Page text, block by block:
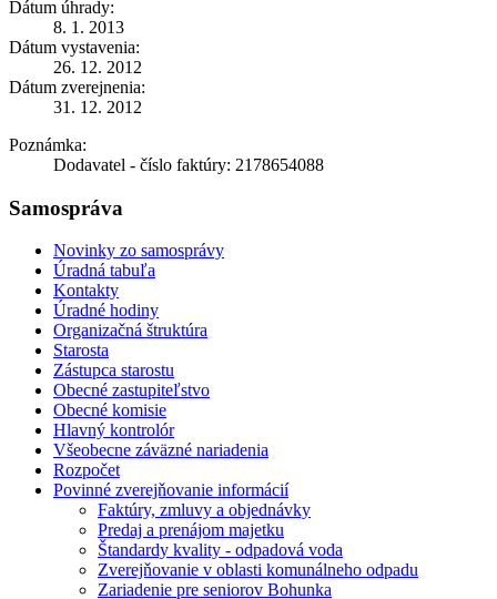
Dátum úhrady:
8. 1. 2013
Dátum vystavenia:
26. 12. 2012
Dátum zverejnenia:
31. 12. 2012
Poznámka:
Dodavatel - číslo faktúry: 2178654088
Samospráva
Novinky zo samosprávy
Úradná tabuľa
Kontakty
Úradné hodiny
Organizačná štruktúra
Starosta
Zástupca starostu
Obecné zastupiteľstvo
Obecné komisie
Hlavný kontrolór
Všeobecne záväzné nariadenia
Rozpočet
Povinné zverejňovanie informácií
Faktúry, zmluvy a objednávky
Predaj a prenájom majetku
Štandardy kvality - odpadová voda
Zverejňovanie v oblasti komunálneho odpadu
Zariadenie pre seniorov Bohunka